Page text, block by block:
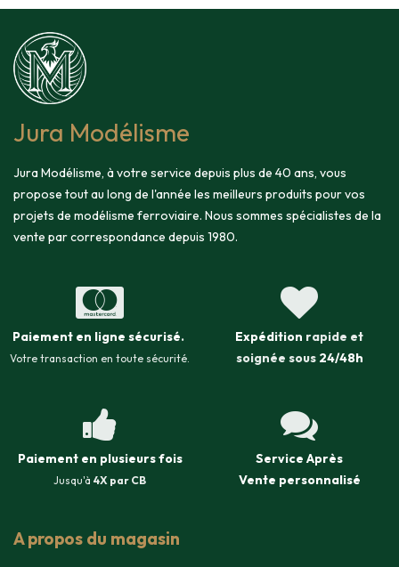
Jura Modélisme
Jura Modélisme, à votre service depuis plus de 40 ans, vous
propose tout au long de l'année les meilleurs produits pour vos
projets de modélisme ferroviaire. Nous sommes spécialistes de la
vente par correspondance depuis 1980.
Paiement en ligne sécurisé.
Votre transaction en toute sécurité.
Expédition rapide et
soignée sous 24/48h
Paiement en plusieurs fois
Jusqu'à 4X par CB
Service Après
Vente personnalisé
A propos du magasin